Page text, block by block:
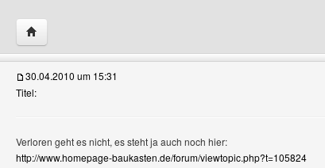
Website dieses Benutzers besuchen: bixx-tv
Profile anzeigen
30.04.2010 um 15:31
Titel:
Verloren geht es nicht, es steht ja auch noch hier:
http://www.homepage-baukasten.de/forum/viewtopic.php?t=105824